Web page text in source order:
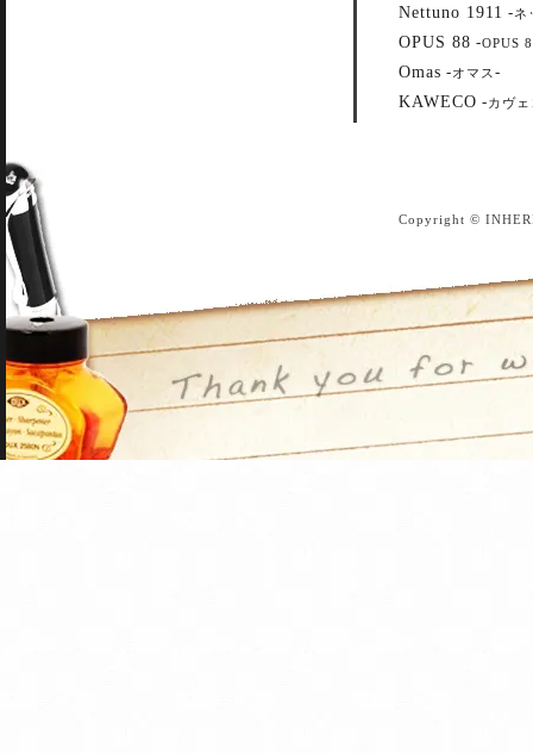
Nettuno 1911 -ネ
OPUS 88 -OPUS
Omas -オマス-
KAWECO -カヴェ
Copyright ©